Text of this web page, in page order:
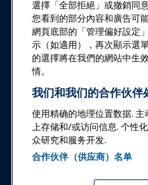
倡导
研究与报告
关于IAAPA
合作伙伴
Copyright © 2026 国际游
選擇「全部拒絕」或撤銷同
您看到的部分內容和廣告可
網頁底部的「管理偏好設定
示（如適用），再次顯示選
的選擇將在我們的網站中生
情。
我们和我们的合作伙伴
使用精确的地理位置数据.
上存储和/或访问信息. 个性
众研究和服务开发.
合作伙伴（供应商）名单